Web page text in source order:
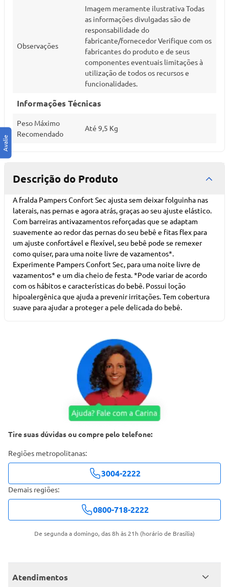
Observações
Imagem meramente ilustrativa Todas
as informações divulgadas são de
responsabilidade do
fabricante/fornecedor Verifique com os
fabricantes do produto e de seus
componentes eventuais limitações à
utilização de todos os recursos e
funcionalidades.
Informações Técnicas
Peso Máximo
Recomendado
Até 9,5 Kg
Descrição do Produto
A fralda Pampers Confort Sec ajusta sem deixar folguinha nas
laterais, nas pernas e agora atrás, graças ao seu ajuste elástico.
Com barreiras antivazamentos reforçadas que se adaptam
suavemente ao redor das pernas do seu bebê e fitas flex para
um ajuste confortável e flexível, seu bebê pode se remexer
como quiser, para uma noite livre de vazamentos*.
Experimente Pampers Confort Sec, para uma noite livre de
vazamentos* e um dia cheio de festa. *Pode variar de acordo
com os hábitos e características do bebê. Possui loção
hipoalergênica que ajuda a prevenir irritações. Tem cobertura
suave para ajudar a proteger a pele delicada do bebê.
Tire suas dúvidas ou compre pelo telefone:
Regiões metropolitanas:
3004-2222
Demais regiões:
0800-718-2222
De segunda a domingo, das 8h às 21h (horário de Brasília)
Atendimentos